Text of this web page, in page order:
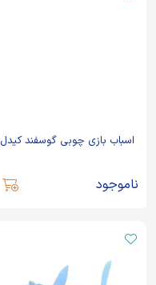
اسباب بازی چوبی گوسفند کیدل
ناموجود